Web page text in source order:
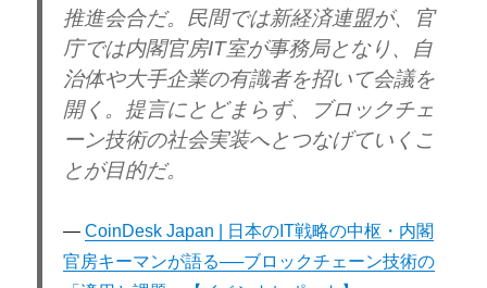
推進会合だ。民間では新経済連盟が、官
庁では内閣官房IT室が事務局となり、自
治体や大手企業の有識者を招いて会議を
開く。提言にとどまらず、ブロックチェ
ーン技術の社会実装へとつなげていくこ
とが目的だ。
CoinDesk Japan | 日本のIT戦略の中枢・内閣
官房キーマンが語る──ブロックチェーン技術の